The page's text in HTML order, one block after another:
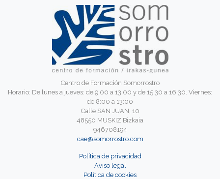
Centro de Formación Somorrostro
Horario: De lunes a jueves: de 9:00 a 13:00 y de 15:30 a 16:30. Viernes:
de 8:00 a 13:00
Calle SAN JUAN, 10
48550 MUSKIZ Bizkaia
946708194
cae@somorrostro.com
Política de privacidad
Aviso legal
Política de cookies